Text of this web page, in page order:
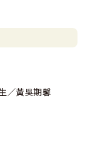
／黃吳期馨